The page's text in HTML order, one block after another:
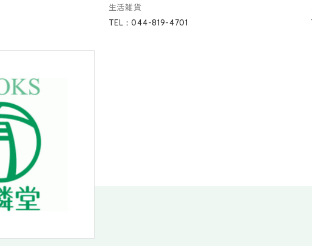
生活雑貨
TEL：044-819-4701